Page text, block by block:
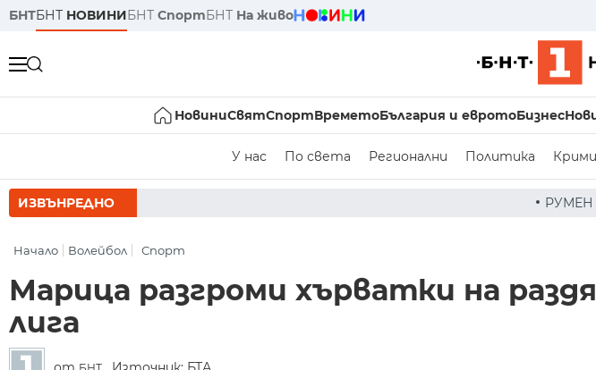
БНТБНТ НОВИНИБНТ СпортБНТ На живо
НовиниСвятСпортВреметоБългария и евротоБизнес
У нас По света Регионални Политика
ИЗВЪНРЕДНО РУМЕН РАДЕВ СЛЕД
Начало Волейбол Спорт
Марица разгроми хърватки на
лига
БНТ